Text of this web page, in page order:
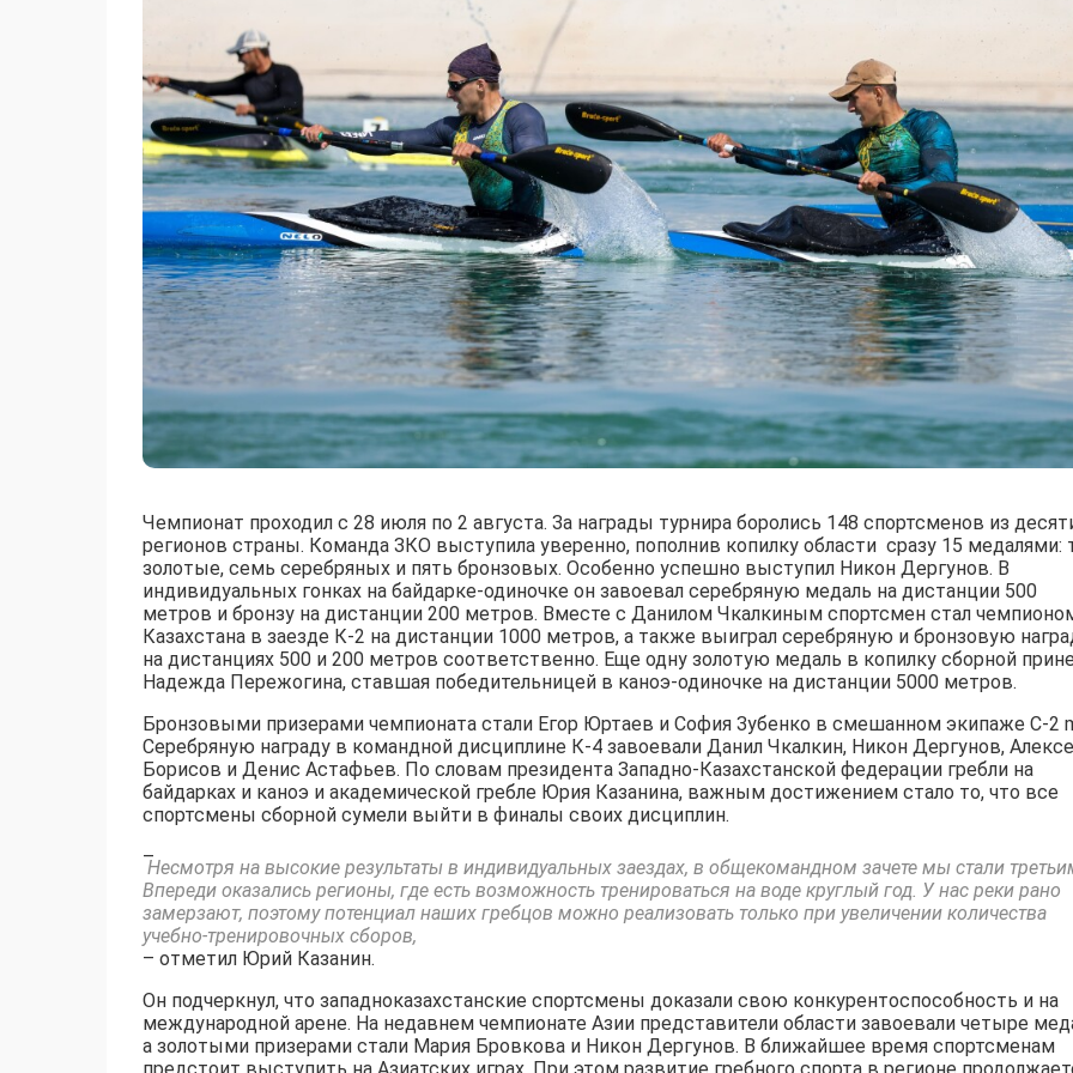
Чемпионат проходил с 28 июля по 2 августа. За награды турнира боролись 148 спортсменов из
регионов страны. Команда ЗКО выступила уверенно, пополнив копилку области сразу 15 медалями:
золотые, семь серебряных и пять бронзовых. Особенно успешно выступил Никон Дергунов. В
индивидуальных гонках на байдарке-одиночке он завоевал серебряную медаль на дистанции 500
метров и бронзу на дистанции 200 метров. Вместе с Данилом Чкалкиным спортсмен стал
Казахстана в заезде К-2 на дистанции 1000 метров, а также выиграл серебряную и бронзовую
на дистанциях 500 и 200 метров соответственно. Еще одну золотую медаль в копилку сборной
Надежда Пережогина, ставшая победительницей в каноэ-одиночке на дистанции 5000 метров.
Бронзовыми призерами чемпионата стали Егор Юртаев и София Зубенко в смешанном экипаже С-2
Серебряную награду в командной дисциплине К-4 завоевали Данил Чкалкин, Никон Дергунов,
Борисов и Денис Астафьев. По словам президента Западно-Казахстанской федерации гребли на
байдарках и каноэ и академической гребле Юрия Казанина, важным достижением стало то, что все
спортсмены сборной сумели выйти в финалы своих дисциплин.
–Несмотря на высокие результаты в индивидуальных заездах, в общекомандном зачете мы стали
Впереди оказались регионы, где есть возможность тренироваться на воде круглый год. У нас реки рано
замерзают, поэтому потенциал наших гребцов можно реализовать только при увеличении количества
учебно-тренировочных сборов,
– отметил Юрий Казанин.
Он подчеркнул, что западноказахстанские спортсмены доказали свою конкурентоспособность и на
международной арене. На недавнем чемпионате Азии представители области завоевали четыре
а золотыми призерами стали Мария Бровкова и Никон Дергунов. В ближайшее время спортсменам
предстоит выступить на Азиатских играх. При этом развитие гребного спорта в регионе